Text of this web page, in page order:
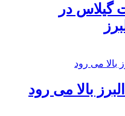
گیلاس در
بالا می رود